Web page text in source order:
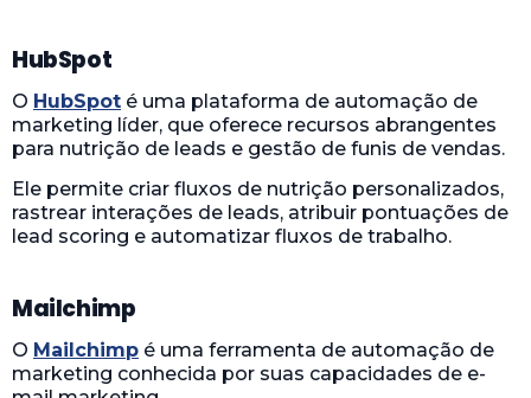
HubSpot
O HubSpot é uma plataforma de automação de
marketing líder, que oferece recursos abrangentes
para nutrição de leads e gestão de funis de vendas.
Ele permite criar fluxos de nutrição personalizados,
rastrear interações de leads, atribuir pontuações de
lead scoring e automatizar fluxos de trabalho.
Mailchimp
O Mailchimp é uma ferramenta de automação de
marketing conhecida por suas capacidades de e-